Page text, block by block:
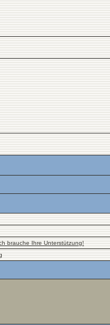
brauche Ihre Unterstützung!